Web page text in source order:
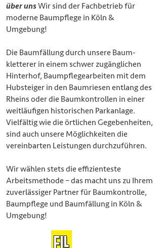
über unsWir sind der Fachbetrieb für
moderne Baumpflege in Köln &
Umgebung!
Die Baumfällung durch unsere Baum-
kletterer in einem schwer zugänglichen
Hinterhof, Baumpflegearbeiten mit dem
Hubsteiger in den Baumriesen entlang des
Rheins oder die Baumkontrollen in einer
weitläufigen historischen Parkanlage.
Vielfältig wie die örtlichen Gegebenheiten,
sind auch unsere Möglichkeiten die
vereinbarten Leistungen durchzuführen.
Wir wählen stets die effizienteste
Arbeitsmethode – das macht uns zu Ihrem
zuverlässiger Partner für Baumkontrolle,
Baumpflege und Baumfällung in Köln &
Umgebung!